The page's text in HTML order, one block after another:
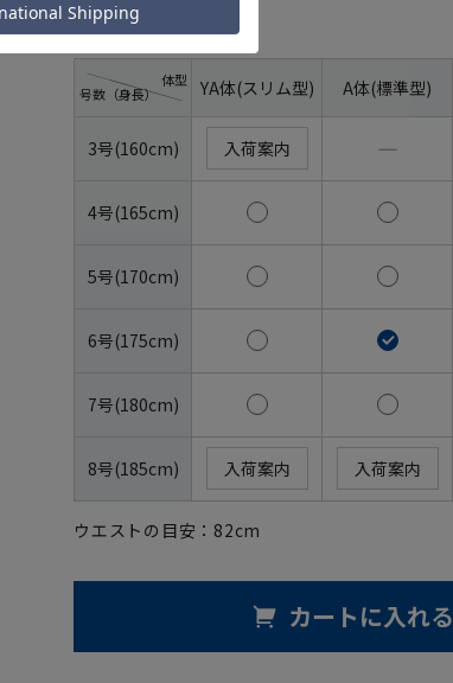
サイズ
号数（身長）
体型 YA体(スリム型) A体(標準型)
3号(160cm) 入荷案内 ―
4号(165cm)
5号(170cm)
6号(175cm)
7号(180cm)
8号(185cm) 入荷案内 入荷案内
ウエストの目安： 82cm
カートに入れる